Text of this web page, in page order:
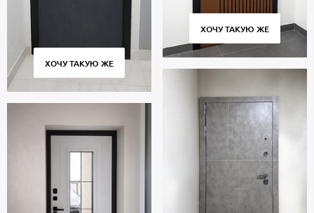
Москвы и Московской области, профессиональная установка.
ХОЧУ ТАКУЮ ЖЕ
ХОЧУ ТАКУЮ ЖЕ